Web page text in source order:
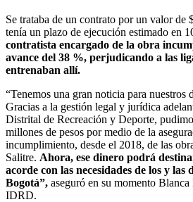
Se trataba de un contrato por un valor de
tenía un plazo de ejecución estimado en
contratista encargado de la obra
avance del 38 %, perjudicando a las
entrenaban allí.
“Tenemos una gran noticia para nuestros
Gracias a la gestión legal y jurídica
Distrital de Recreación y Deporte,
millones de pesos por medio de la
incumplimiento, desde el 2018, de las
Salitre. Ahora, ese dinero podrá
acorde con las necesidades de los y
Bogotá”, aseguró en su momento
IDRD.